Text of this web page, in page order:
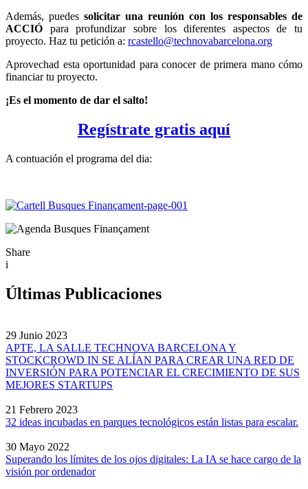
Además, puedes solicitar una reunión con los responsables de
ACCIÓ para profundizar sobre los diferentes aspectos de tu
proyecto. Haz tu petición a: rcastello@technovabarcelona.org
Aprovechad esta oportunidad para conocer de primera mano cómo
financiar tu proyecto.
¡Es el momento de dar el salto!
Regístrate gratis aquí
A contuación el programa del dia:
Share
i
Últimas Publicaciones
29 Junio 2023
APTE, LA SALLE TECHNOVA BARCELONA Y
STOCKCROWD IN SE ALÍAN PARA CREAR UNA RED DE
INVERSIÓN PARA POTENCIAR EL CRECIMIENTO DE SUS
MEJORES STARTUPS
21 Febrero 2023
32 ideas incubadas en parques tecnológicos están listas para escalar.
30 Mayo 2022
Superando los límites de los ojos digitales: La IA se hace cargo de la
visión por ordenador